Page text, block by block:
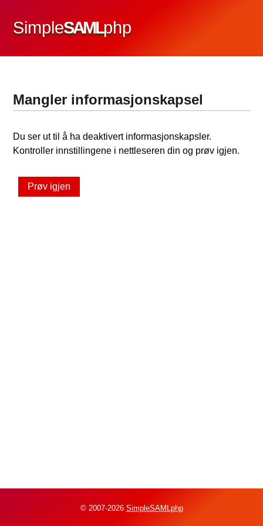
SimpleSAMLphp
Mangler informasjonskapsel
Du ser ut til å ha deaktivert informasjonskapsler.
Kontroller innstillingene i nettleseren din og prøv igjen.
Prøv igjen
© 2007-2026 SimpleSAMLphp